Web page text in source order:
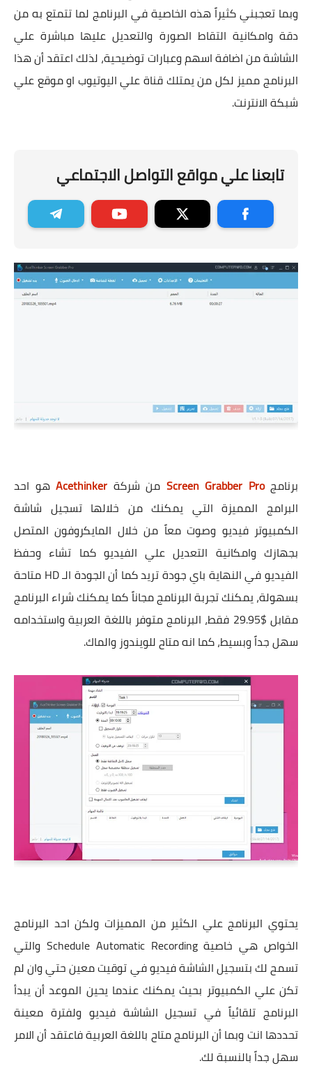
وبما تعجبني كثيراً هذه الخاصية في البرنامج لما تتمتع به من
دقة وامكانية التقاط الصورة والتعديل عليها مباشرة علي
الشاشة من اضافة اسهم وعبارات توضيحية، لذلك اعتقد أن هذا
البرنامج مميز لكل من يمتلك قناة علي اليوتيوب او موقع علي
شبكة الانترنت.
تابعنا علي مواقع التواصل الاجتماعي
برنامجScreen Grabber Pro من شركة Acethinker هو احد
البرامج المميزة التي يمكنك من خلالها تسجيل شاشة
الكمبيوتر فيديو وصوت معاً من خلال المايكروفون المتصل
بجهازك وامكانية التعديل علي الفيديو كما تشاء وحفظ
الفيديو في النهاية باي جودة تريد كما أن الجودة الـ HD متاحة
بسهولة، يمكنك تجربة البرنامج مجاناً كما يمكنك شراء البرنامج
مقابل $29.95 فقط، البرنامج متوفر باللغة العربية واستخدامه
سهل جداً وبسيط، كما انه متاح للويندوز والماك.
يحتوي البرنامج علي الكثير من المميزات ولكن احد البرنامج
الخواص هي خاصية Schedule Automatic Recording والتي
تسمح لك بتسجيل الشاشة فيديو في توقيت معين حتي وان لم
تكن علي الكمبيوتر بحيث يمكنك عندما يحين الموعد أن يبدأ
البرنامج تلقائياً في تسجيل الشاشة فيديو ولفترة معينة
تحددها انت وبما أن البرنامج متاح باللغة العربية فاعتقد أن الامر
سهل جداً بالنسبة لك.